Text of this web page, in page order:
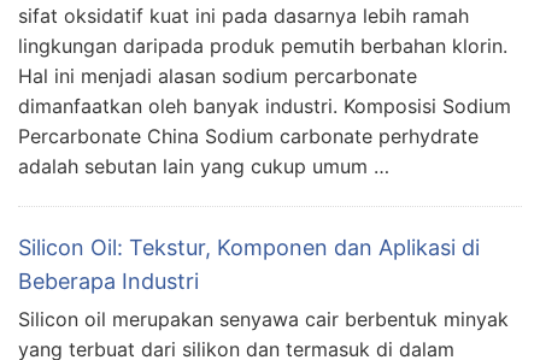
sifat oksidatif kuat ini pada dasarnya lebih ramah
lingkungan daripada produk pemutih berbahan klorin.
Hal ini menjadi alasan sodium percarbonate
dimanfaatkan oleh banyak industri. Komposisi Sodium
Percarbonate China Sodium carbonate perhydrate
adalah sebutan lain yang cukup umum …
Silicon Oil: Tekstur, Komponen dan Aplikasi di
Beberapa Industri
Silicon oil merupakan senyawa cair berbentuk minyak
yang terbuat dari silikon dan termasuk di dalam